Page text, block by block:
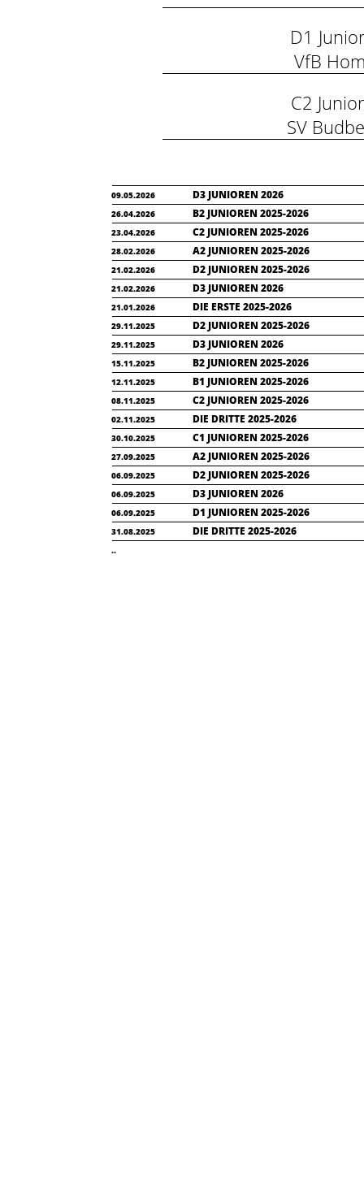
D1
VfB
C2
SV
09.05.2026 D3 JUNIOREN 2026
26.04.2026 B2 JUNIOREN 2025-2026
23.04.2026 C2 JUNIOREN 2025-2026
28.02.2026 A2 JUNIOREN 2025-2026
21.02.2026 D2 JUNIOREN 2025-2026
21.02.2026 D3 JUNIOREN 2026
21.01.2026 DIE ERSTE 2025-2026
29.11.2025 D2 JUNIOREN 2025-2026
29.11.2025 D3 JUNIOREN 2026
15.11.2025 B2 JUNIOREN 2025-2026
12.11.2025 B1 JUNIOREN 2025-2026
08.11.2025 C2 JUNIOREN 2025-2026
02.11.2025 DIE DRITTE 2025-2026
30.10.2025 C1 JUNIOREN 2025-2026
27.09.2025 A2 JUNIOREN 2025-2026
06.09.2025 D2 JUNIOREN 2025-2026
06.09.2025 D3 JUNIOREN 2026
06.09.2025 D1 JUNIOREN 2025-2026
31.08.2025 DIE DRITTE 2025-2026
..